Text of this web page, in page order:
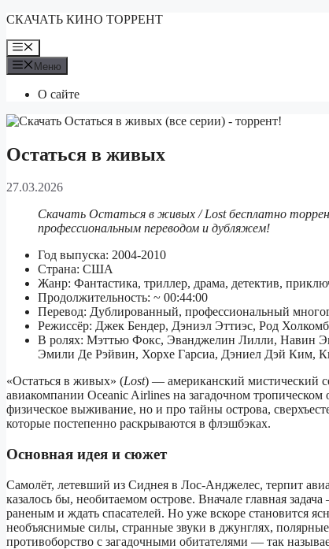
Перейти
содержимому
СКАЧАТЬ КИНО ТОРРЕНТ
Меню
Меню
О сайте
Остаться в живых
27.03.2026
Скачать Остаться в живых / Lost бесплатно
профессиональным переводом и дубляжем!
Год выпуска: 2004-2010
Страна: США
Жанр: Фантастика, триллер, драма, детектив,
Продолжительность: ~ 00:44:00
Перевод: Дублированный, профессиональный
Режиссёр: Джек Бендер, Дэниэл Эттиэс, Род
В ролях: Мэттью Фокс, Эванджелин Лилли, Навин
Эмили Де Рэйвин, Хорхе Гарсиа, Дэниел Дэй Ким,
«Остаться в живых» (Lost) — американский мистический
авиакомпании Oceanic Airlines на загадочном тропическом
физическое выживание, но и про тайны острова,
которые постепенно раскрываются в флэшбэках.
Основная идея и сюжет
Самолёт, летевший из Сиднея в Лос‑Анджелес, терпит
казалось бы, необитаемом острове. Вначале главная
раненым и ждать спасателей. Но уже вскоре становится
необъяснимые силы, странные звуки в джунглях,
противоборство с загадочными обитателями — так